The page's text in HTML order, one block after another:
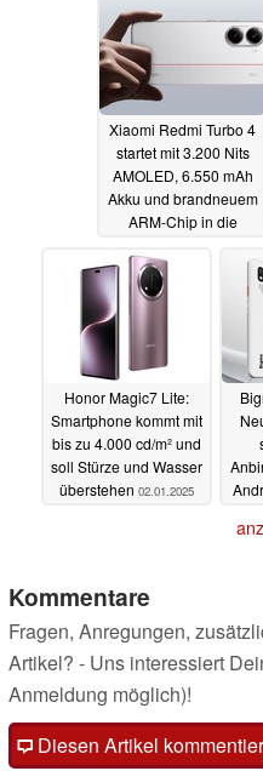
Xiaomi Redmi Turbo 4
startet mit 3.200 Nits
AMOLED, 6.550 mAh
Akku und brandneuem
ARM-Chip in die
Honor Magic7 Lite:
Smartphone kommt mit
bis zu 4.000 cd/m² und
soll Stürze und Wasser
überstehen 02.01.2025
Kommentare
Fragen, Anregungen,
Artikel? - Uns interessiert
Anmeldung möglich)!
Diesen Artikel